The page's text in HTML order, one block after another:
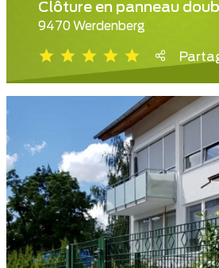
Clôture en panneau
9470 Werdenberg